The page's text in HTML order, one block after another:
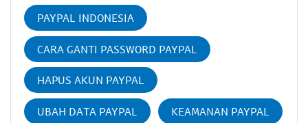
PAYPAL INDONESIA
CARA GANTI PASSWORD PAYPAL
HAPUS AKUN PAYPAL
UBAH DATA PAYPAL KEAMANAN PAYPAL